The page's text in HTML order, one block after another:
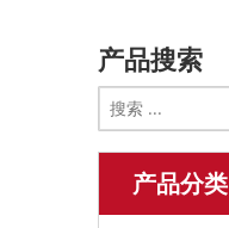
产品搜索
产品分类